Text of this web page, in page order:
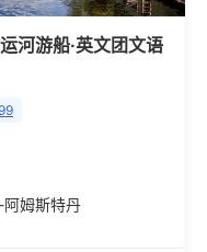
河游船·英文团文语
姆斯特丹